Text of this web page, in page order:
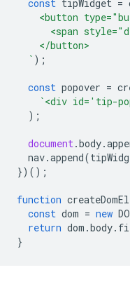
const tipWidget =
<button
<span
    </button>
  `
);
const popover =
`<div id='tip-
);
document.body.
nav.append(
})();
function
const dom = new
return dom .body.
}